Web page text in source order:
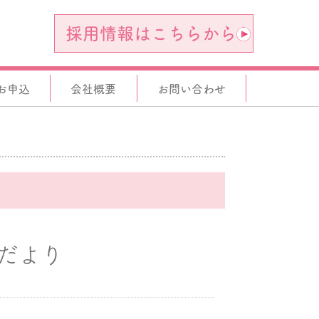
採用情報はこちらから
申込 会社概要 お問い合わせ
より